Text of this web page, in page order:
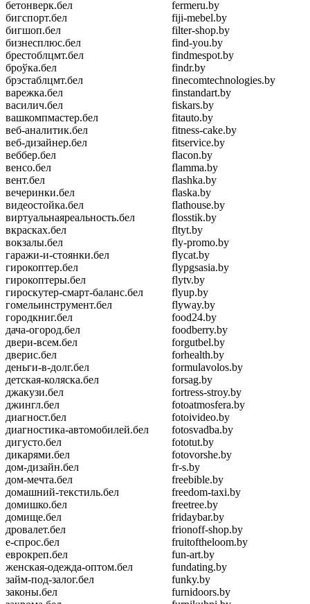
бетонверк.бел
бигспорт.бел
бигшоп.бел
бизнесплюс.бел
брестоблцмт.бел
броўка.бел
брэстаблцмт.бел
варежка.бел
василич.бел
вашкомпмастер.бел
веб-аналитик.бел
веб-дизайнер.бел
веббер.бел
венсо.бел
вент.бел
вечеринки.бел
видеостойка.бел
виртуальнаяреальность.бел
вкрасках.бел
вокзалы.бел
гаражи-и-стоянки.бел
гирокоптер.бел
гирокоптеры.бел
гироскутер-смарт-баланс.бел
гомельинструмент.бел
городкниг.бел
дача-огород.бел
двери-всем.бел
дверис.бел
деньги-в-долг.бел
детская-коляска.бел
джакузи.бел
джингл.бел
диагност.бел
диагностика-автомобилей.бел
дигусто.бел
дикарями.бел
дом-дизайн.бел
дом-мечта.бел
домашний-текстиль.бел
домишко.бел
домище.бел
дровалет.бел
е-спрос.бел
еврокреп.бел
женская-одежда-оптом.бел
займ-под-залог.бел
законы.бел
fermeru.by
fiji-mebel.by
filter-shop.by
find-you.by
findmespot.by
findr.by
finecomtechnologies.by
finstandart.by
fiskars.by
fitauto.by
fitness-cake.by
fitservice.by
flacon.by
flamma.by
flashka.by
flaska.by
flathouse.by
flosstik.by
fltyt.by
fly-promo.by
flycat.by
flypgsasia.by
flytv.by
flyup.by
flyway.by
food24.by
foodberry.by
forgutbel.by
forhealth.by
formulavolos.by
forsag.by
fortress-stroy.by
fotoatmosfera.by
fotoivideo.by
fotosvadba.by
fototut.by
fotovorshe.by
fr-s.by
freebible.by
freedom-taxi.by
freetree.by
fridaybar.by
frionoff-shop.by
fruitoftheloom.by
fun-art.by
fundating.by
funky.by
furnidoors.by